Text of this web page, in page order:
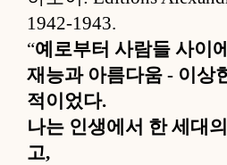
1942-1943.
“예로부터 사람들 사이
재능과 아름다움 - 이상
적이었다.
나는 인생에서 한 세대
고,